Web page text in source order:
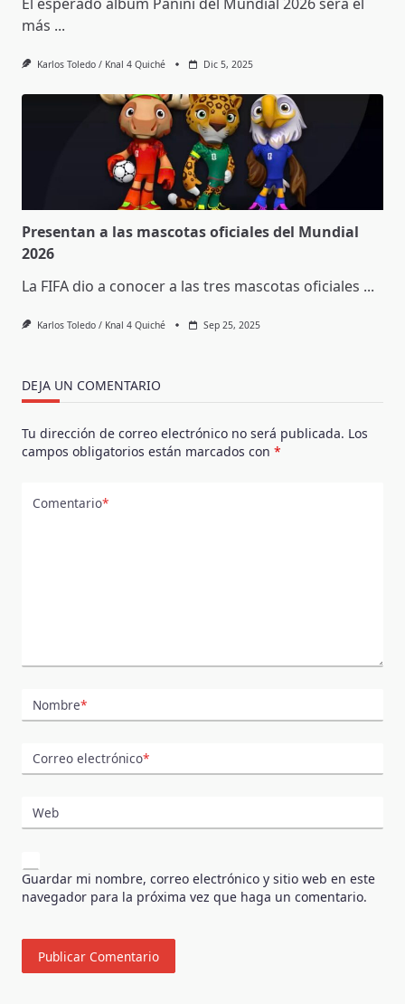
más ...
Karlos Toledo / Knal 4 Quiché Dic 5, 2025
Presentan a las mascotas oficiales del Mundial
2026
La FIFA dio a conocer a las tres mascotas oficiales ...
Karlos Toledo / Knal 4 Quiché Sep 25, 2025
DEJA UN COMENTARIO
Tu dirección de correo electrónico no será publicada. Los
campos obligatorios están marcados con *
Comentario*
Nombre*
Correo electrónico*
Web
Guardar mi nombre, correo electrónico y sitio web en este
navegador para la próxima vez que haga un comentario.